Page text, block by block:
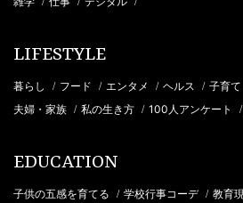
LIFESTYLE
暮らし / フード / エンタメ / ヘルス / 子育て
夫婦・家族 / 私の生き方 / 100人アンケート /
EDUCATION
子供の五感を育てる / 学校行事コーデ / 教育